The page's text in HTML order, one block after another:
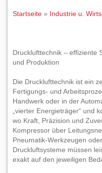
Startseite » Industrie u.
Drucklufttechnik – effiziente
und Produktion
Die Drucklufttechnik ist ein
Fertigungs- und
Handwerk oder in der
„vierter Energieträger“ und
wo Kraft, Präzision und
Kompressor über
Pneumatik-Werkzeugen
Druckluftsysteme müssen
exakt auf den jeweiligen